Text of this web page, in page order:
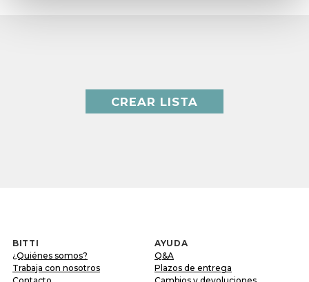
CREAR LISTA
BITTI
¿Quiénes somos?
Trabaja con nosotros
AYUDA
Q&A
Plazos de entrega